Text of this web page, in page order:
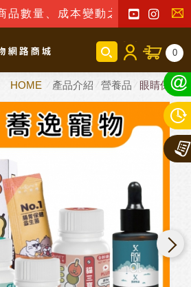
成本變動之影響，我司保留訂
聯
我
們
0
HOME 產品介紹 營養品 眼睛保健